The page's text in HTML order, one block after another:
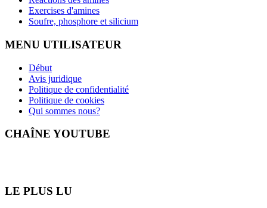
Exercises d'amines
Soufre, phosphore et silicium
MENU UTILISATEUR
Début
Avis juridique
Politique de confidentialité
Politique de cookies
Qui sommes nous?
CHAÎNE YOUTUBE
LE PLUS LU